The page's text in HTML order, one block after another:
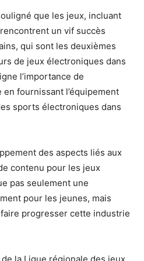
que les jeux, incluant
un vif succès
qui sont les deuxièmes
de jeux électroniques dans
l’importance de
fournissant l’équipement
sports électroniques dans
des aspects liés aux
contenu pour les jeux
pas seulement une
pour les jeunes, mais
progresser cette industrie